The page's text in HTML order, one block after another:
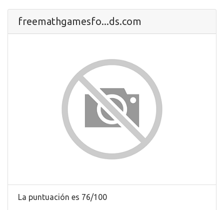
freemathgamesfo...ds.com
La puntuación es 76/100